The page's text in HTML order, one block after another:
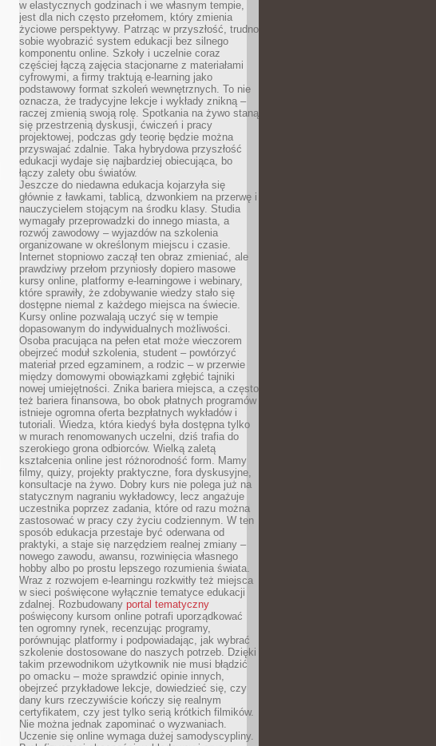
w elastycznych godzinach i we własnym tempie,
jest dla nich często przełomem, który zmienia
życiowe perspektywy. Patrząc w przyszłość, trudno
sobie wyobrazić system edukacji bez silnego
komponentu online. Szkoły i uczelnie coraz
częściej łączą zajęcia stacjonarne z materiałami
cyfrowymi, a firmy traktują e-learning jako
podstawowy format szkoleń wewnętrznych. To nie
oznacza, że tradycyjne lekcje i wykłady znikną –
raczej zmienią swoją rolę. Spotkania na żywo staną
się przestrzenią dyskusji, ćwiczeń i pracy
projektowej, podczas gdy teorię będzie można
przyswajać zdalnie. Taka hybrydowa przyszłość
edukacji wydaje się najbardziej obiecująca, bo
łączy zalety obu światów.
Jeszcze do niedawna edukacja kojarzyła się
głównie z ławkami, tablicą, dzwonkiem na przerwę i
nauczycielem stojącym na środku klasy. Studia
wymagały przeprowadzki do innego miasta, a
rozwój zawodowy – wyjazdów na szkolenia
organizowane w określonym miejscu i czasie.
Internet stopniowo zaczął ten obraz zmieniać, ale
prawdziwy przełom przyniosły dopiero masowe
kursy online, platformy e-learningowe i webinary,
które sprawiły, że zdobywanie wiedzy stało się
dostępne niemal z każdego miejsca na świecie.
Kursy online pozwalają uczyć się w tempie
dopasowanym do indywidualnych możliwości.
Osoba pracująca na pełen etat może wieczorem
obejrzeć moduł szkolenia, student – powtórzyć
materiał przed egzaminem, a rodzic – w przerwie
między domowymi obowiązkami zgłębić tajniki
nowej umiejętności. Znika bariera miejsca, a często
też bariera finansowa, bo obok płatnych programów
istnieje ogromna oferta bezpłatnych wykładów i
tutoriali. Wiedza, która kiedyś była dostępna tylko
w murach renomowanych uczelni, dziś trafia do
szerokiego grona odbiorców. Wielką zaletą
kształcenia online jest różnorodność form. Mamy
filmy, quizy, projekty praktyczne, fora dyskusyjne,
konsultacje na żywo. Dobry kurs nie polega już na
statycznym nagraniu wykładowcy, lecz angażuje
uczestnika poprzez zadania, które od razu można
zastosować w pracy czy życiu codziennym. W ten
sposób edukacja przestaje być oderwana od
praktyki, a staje się narzędziem realnej zmiany –
nowego zawodu, awansu, rozwinięcia własnego
hobby albo po prostu lepszego rozumienia świata.
Wraz z rozwojem e-learningu rozkwitły też miejsca
w sieci poświęcone wyłącznie tematyce edukacji
zdalnej. Rozbudowany portal tematyczny
poświęcony kursom online potrafi uporządkować
ten ogromny rynek, recenzując programy,
porównując platformy i podpowiadając, jak wybrać
szkolenie dostosowane do naszych potrzeb. Dzięki
takim przewodnikom użytkownik nie musi błądzić
po omacku – może sprawdzić opinie innych,
obejrzeć przykładowe lekcje, dowiedzieć się, czy
dany kurs rzeczywiście kończy się realnym
certyfikatem, czy jest tylko serią krótkich filmików.
Nie można jednak zapominać o wyzwaniach.
Uczenie się online wymaga dużej samodyscypliny.